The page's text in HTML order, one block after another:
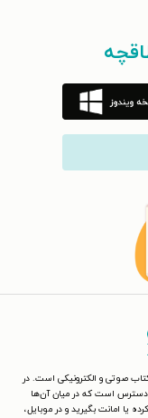
کتاب صوتی و الکترونیکی است. در
دسترس است که در میان آن‌ها
یا امانت بگیرید و در موبایل،